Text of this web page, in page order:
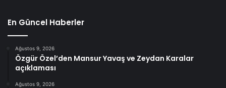
En Güncel Haberler
Ağustos 9, 2026
Özgür Özel’den Mansur Yavaş ve Zeydan Karalar
açıklaması
Ağustos 9, 2026